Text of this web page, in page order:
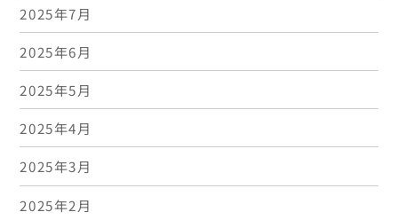
2025年7月
2025年6月
2025年5月
2025年4月
2025年3月
2025年2月